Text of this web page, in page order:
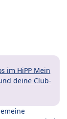
im HiPP Mein
deine Club-